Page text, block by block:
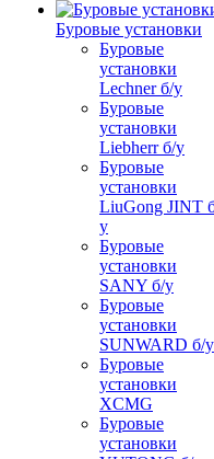
Буровые установки
Буровые
установки
Lechner б/у
Буровые
установки
Liebherr б/у
Буровые
установки
LiuGong JINT
у
Буровые
установки
SANY б/у
Буровые
установки
SUNWARD б/у
Буровые
установки
XCMG
Буровые
установки